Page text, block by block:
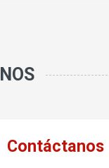
Contáctanos